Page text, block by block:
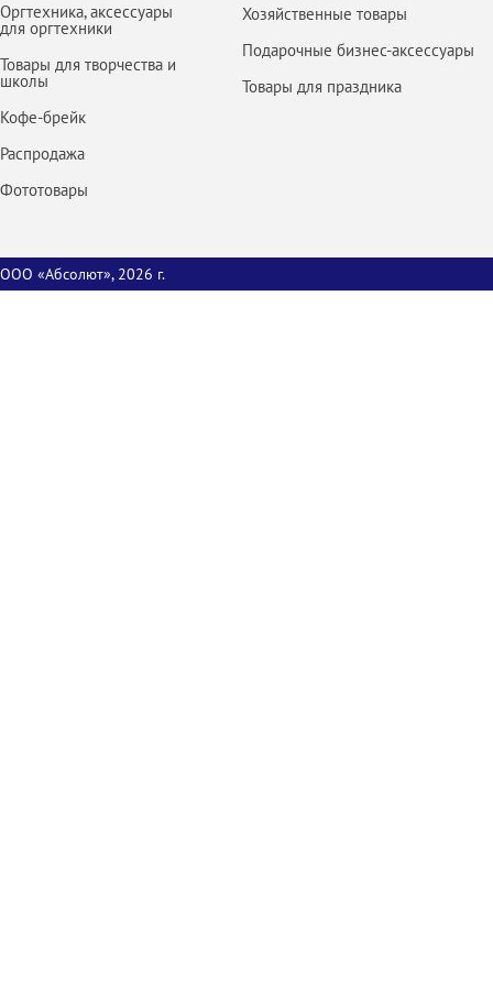
Оргтехника, аксессуары
для оргтехники
Товары для творчества и
школы
Кофе-брейк
Распродажа
Фототовары
Хозяйственные товары
Подарочные бизнес-аксессуары
Товары для праздника
ООО «Абсолют», 2026 г.